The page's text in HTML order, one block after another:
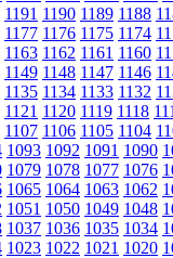
1191 1190 1189 1188
1177 1176 1175 1174
1163 1162 1161 1160
1149 1148 1147 1146
1135 1134 1133 1132
1121 1120 1119 1118
1107 1106 1105 1104
1093 1092 1091 1090
1079 1078 1077 1076
1065 1064 1063 1062
1051 1050 1049 1048
1037 1036 1035 1034
1023 1022 1021 1020